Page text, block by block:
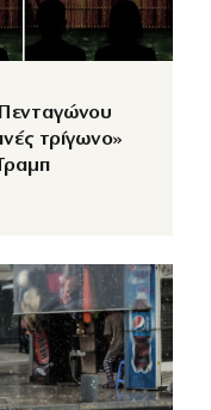
τρίγωνο»